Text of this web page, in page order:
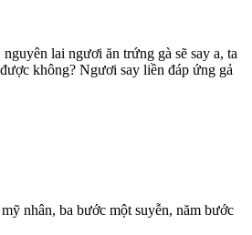
lai ngươi ăn trứng gà sẽ say a, ta
không? Ngươi say liền đáp ứng gả
nhân, ba bước một suyễn, năm bước